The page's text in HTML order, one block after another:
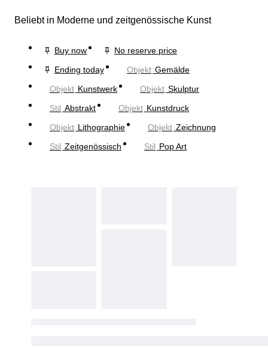
Beliebt in Moderne und zeitgenössische Kunst
Buy now
No reserve price
Ending today
Objekt Gemälde
Objekt Kunstwerk Objekt Skulptur
Stil Abstrakt Objekt Kunstdruck
Objekt Lithographie Objekt Zeichnung
Stil Zeitgenössisch Stil Pop Art